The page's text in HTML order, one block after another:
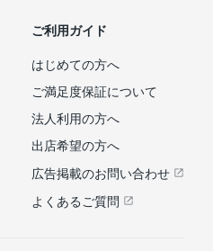
ご利用ガイド
はじめての方へ
ご満足度保証について
法人利用の方へ
出店希望の方へ
広告掲載のお問い合わせ
よくあるご質問